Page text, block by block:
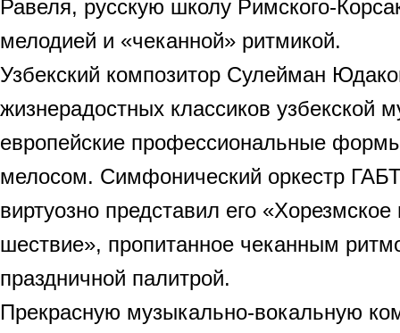
Равеля, русскую школу Римского-
мелодией и «чеканной» ритмикой.
Узбекский композитор Сулейман
жизнерадостных классиков узбекской
европейские профессиональные
мелосом. Симфонический оркестр
виртуозно представил его «Хорезмское
шествие», пропитанное чеканным
праздничной палитрой.
Прекрасную музыкально-вокальную